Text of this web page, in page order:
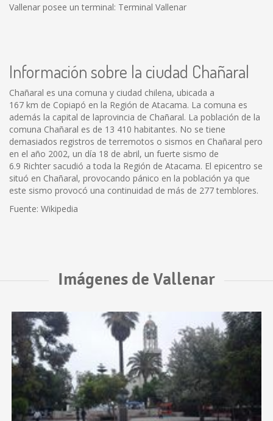
Vallenar posee un terminal: Terminal Vallenar
Información sobre la ciudad Chañaral
Chañaral es una comuna y ciudad chilena, ubicada a
167 km de Copiapó en la Región de Atacama. La comuna es
además la capital de laprovincia de Chañaral. La población de la
comuna Chañaral es de 13 410 habitantes. No se tiene
demasiados registros de terremotos o sismos en Chañaral pero
en el año 2002, un día 18 de abril, un fuerte sismo de
6.9 Richter sacudió a toda la Región de Atacama. El epicentro se
situó en Chañaral, provocando pánico en la población ya que
este sismo provocó una continuidad de más de 277 temblores.
Fuente: Wikipedia
Imágenes de Vallenar